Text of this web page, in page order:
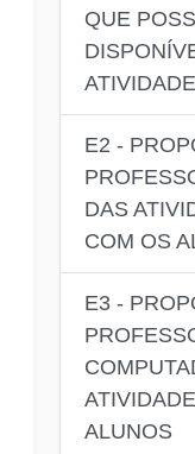
QUE
E2 -
DAS
COM OS
E3 -
ALUNOS